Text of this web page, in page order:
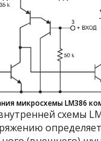
микросхемы LM386
схемы